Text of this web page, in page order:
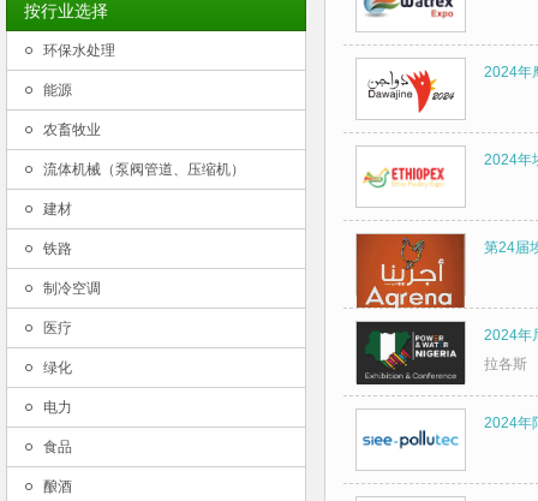
按行业选择
环保水处理
能源
农畜牧业
流体机械（泵阀管道、压缩机）
建材
铁路
制冷空调
医疗
绿化
电力
食品
酿酒
2024年
2024年
第24届
2024年
拉各斯
2024年